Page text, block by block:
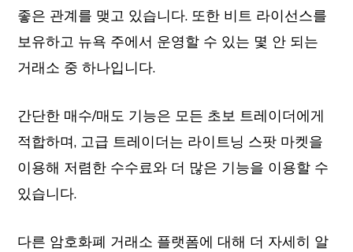
좋은 관계를 맺고 있습니다. 또한 비트 라이선스를
보유하고 뉴욕 주에서 운영할 수 있는 몇 안 되는
거래소 중 하나입니다.
간단한 매수/매도 기능은 모든 초보 트레이더에게
적합하며, 고급 트레이더는 라이트닝 스팟 마켓을
이용해 저렴한 수수료와 더 많은 기능을 이용할 수
있습니다.
다른 암호화폐 거래소 플랫폼에 대해 더 자세히 알